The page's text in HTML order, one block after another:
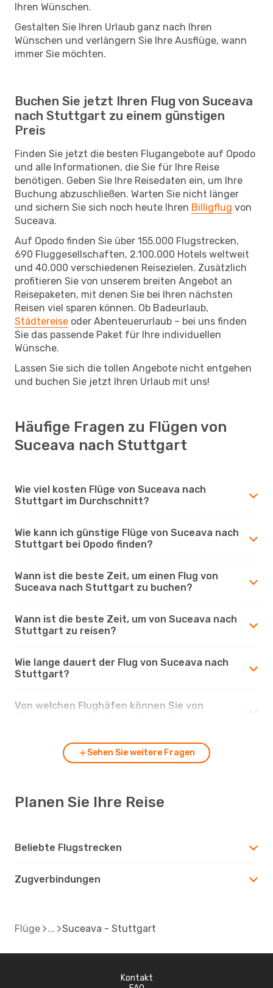
Ihren Wünschen.
Gestalten Sie Ihren Urlaub ganz nach Ihren
Wünschen und verlängern Sie Ihre Ausflüge, wann
immer Sie möchten.
Buchen Sie jetzt Ihren Flug von Suceava
nach Stuttgart zu einem günstigen
Preis
Finden Sie jetzt die besten Flugangebote auf Opodo
und alle Informationen, die Sie für Ihre Reise
benötigen. Geben Sie Ihre Reisedaten ein, um Ihre
Buchung abzuschließen. Warten Sie nicht länger
und sichern Sie sich noch heute Ihren Billigflug von
Suceava.
Auf Opodo finden Sie über 155.000 Flugstrecken,
690 Fluggesellschaften, 2.100.000 Hotels weltweit
und 40.000 verschiedenen Reisezielen. Zusätzlich
profitieren Sie von unserem breiten Angebot an
Reisepaketen, mit denen Sie bei Ihren nächsten
Reisen viel sparen können. Ob Badeurlaub,
Städtereise oder Abenteuerurlaub – bei uns finden
Sie das passende Paket für Ihre individuellen
Wünsche.
Lassen Sie sich die tollen Angebote nicht entgehen
und buchen Sie jetzt Ihren Urlaub mit uns!
Häufige Fragen zu Flügen von
Suceava nach Stuttgart
Wie viel kosten Flüge von Suceava nach
Stuttgart im Durchschnitt?
Wie kann ich günstige Flüge von Suceava nach
Stuttgart bei Opodo finden?
Wann ist die beste Zeit, um einen Flug von
Suceava nach Stuttgart zu buchen?
Wann ist die beste Zeit, um von Suceava nach
Stuttgart zu reisen?
Wie lange dauert der Flug von Suceava nach
Stuttgart?
Von welchen Flughäfen können Sie von
Sehen Sie weitere Fragen
Planen Sie Ihre Reise
Beliebte Flugstrecken
Zugverbindungen
Flüge Suceava - Stuttgart
Kontakt